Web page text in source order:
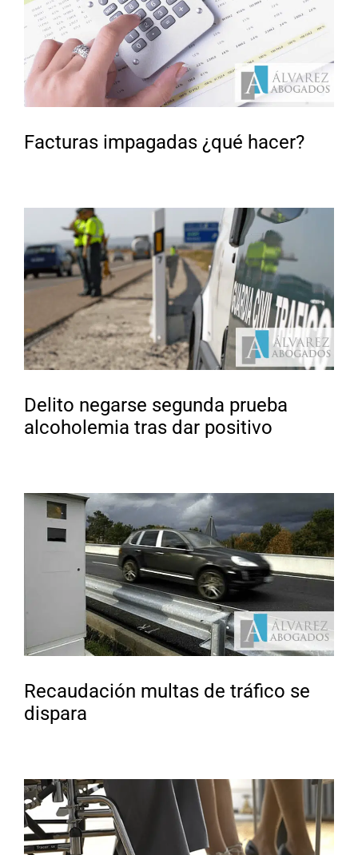
Facturas impagadas ¿qué hacer?
Delito negarse segunda prueba
alcoholemia tras dar positivo
Recaudación multas de tráfico se
dispara